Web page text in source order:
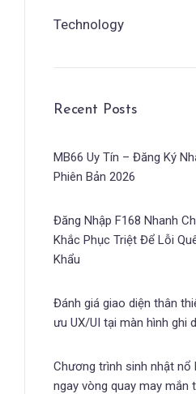
Technology
Recent Posts
MB66 Uy Tín – Đăng Ký
Phiên Bản 2026
Đăng Nhập F168 Nhanh
Khắc Phục Triệt Để Lỗi
Khẩu
Đánh giá giao diện thân
ưu UX/UI tại màn hình ghi
Chương trình sinh nhật nổ
ngay vòng quay may mắn